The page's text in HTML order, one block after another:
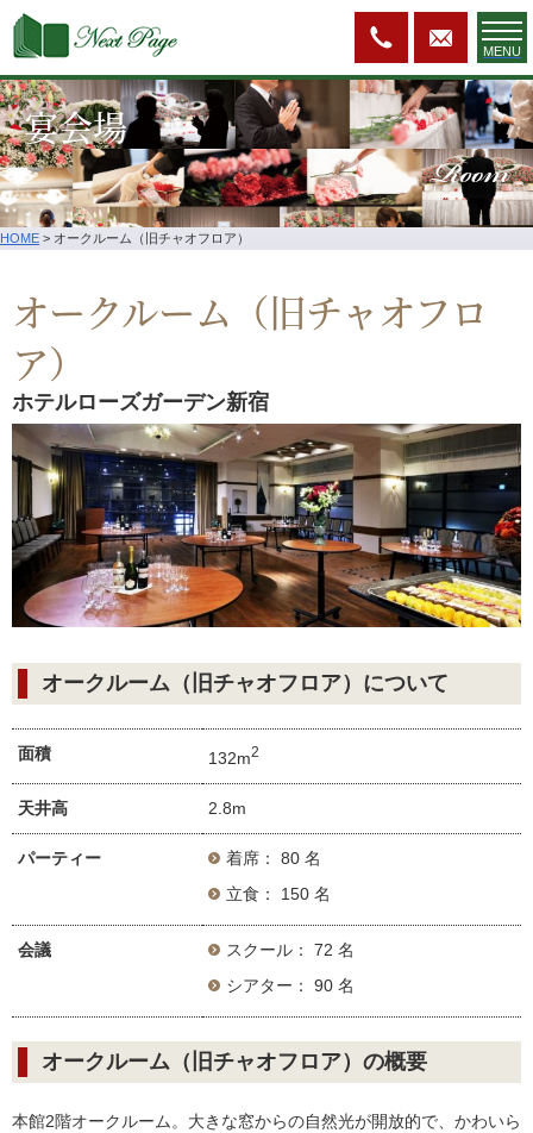
MENU
宴会場 Room
HOME > オークルーム（旧チャオフロア）
オークルーム（旧チャオフロ
ア）
ホテルローズガーデン新宿
オークルーム（旧チャオフロア）について
面積 132m2
天井高 2.8m
パーティー
着席： 80 名
立食： 150 名
会議
スクール： 72 名
シアター： 90 名
オークルーム（旧チャオフロア）の概要
本館2階オークルーム。大きな窓からの自然光が開放的で、かわいら